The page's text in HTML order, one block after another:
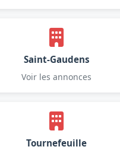
Saint-Gaudens
Voir les annonces
Tournefeuille